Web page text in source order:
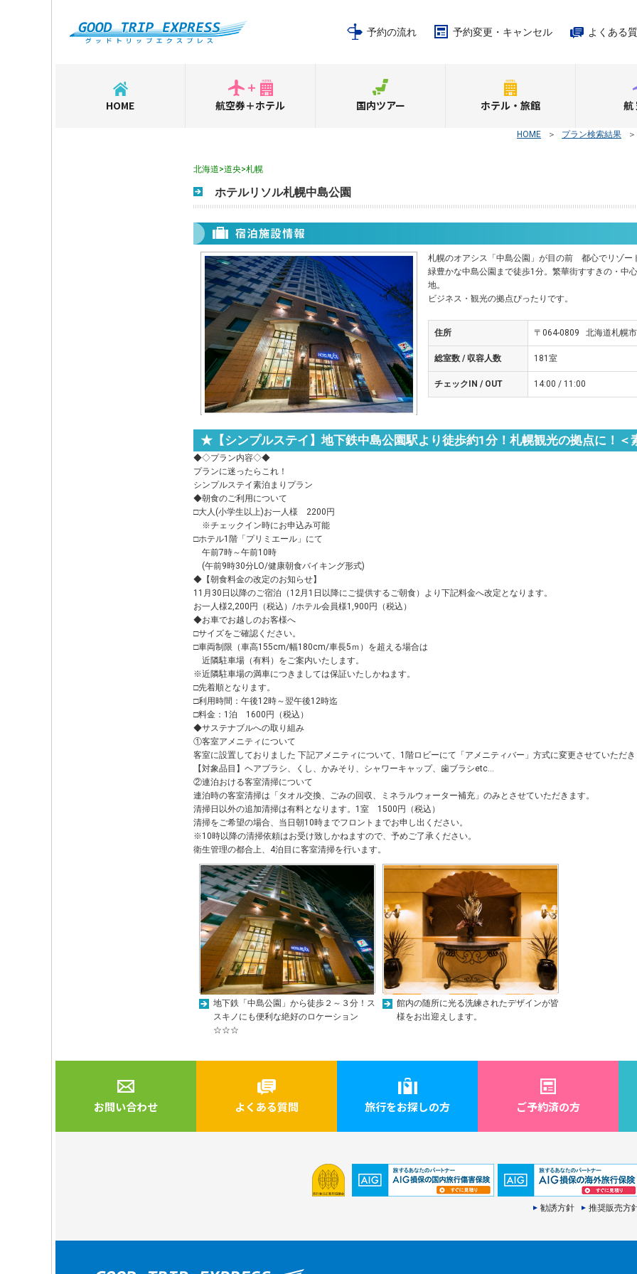
予約の流れ 予約変更・キャンセル よくある
HOME 航空券＋ホテル 国内ツアー ホテル・旅館
HOME ＞ プラン検索結果
北海道>道央>札幌
ホテルリソル札幌中島公園
札幌のオアシス「中島公園」が目の前 都心でリゾー
緑豊かな中島公園まで徒歩1分。繁華街すすきの・中
地。
ビジネス・観光の拠点ぴったりです。
住所 〒064-0809 北海道札幌
総室数 / 収容人数 181室
チェックIN / OUT 14:00 / 11:00
★【シンプルステイ】地下鉄中島公園駅より徒歩約1分！札幌観光の拠点に！＜
◆◇プラン内容◇◆
プランに迷ったらこれ！
シンプルステイ素泊まりプラン
◆朝食のご利用について
□大人(小学生以上)お一人様 2200円
※チェックイン時にお申込み可能
□ホテル1階「プリミエール」にて
午前7時～午前10時
(午前9時30分LO/健康朝食バイキング形式)
◆【朝食料金の改定のお知らせ】
11月30日以降のご宿泊（12月1日以降にご提供するご朝食）より下記料金へ改定となります。
お一人様2,200円（税込）/ホテル会員様1,900円（税込）
◆お車でお越しのお客様へ
□サイズをご確認ください。
□車両制限（車高155cm/幅180cm/車長5ｍ）を超える場合は
近隣駐車場（有料）をご案内いたします。
※近隣駐車場の満車につきましては保証いたしかねます。
□先着順となります。
□利用時間：午後12時～翌午後12時迄
□料金：1泊 1600円（税込）
◆サステナブルへの取り組み
①客室アメニティについて
客室に設置しておりました 下記アメニティについて、1階ロビーにて「アメニティバー」方式に変更させていただ
【対象品目】ヘアブラシ、くし、かみそり、シャワーキャップ、歯ブラシetc...
②連泊おける客室清掃について
連泊時の客室清掃は「タオル交換、ごみの回収、ミネラルウォーター補充」のみとさせていただきます。
清掃日以外の追加清掃は有料となります。1室 1500円（税込）
清掃をご希望の場合、当日朝10時までフロントまでお申し出ください。
※10時以降の清掃依頼はお受け致しかねますので、予めご了承ください。
衛生管理の都合上、4泊目に客室清掃を行います。
地下鉄「中島公園」から徒歩２～３分！ス
スキノにも便利な絶好のロケーション
☆☆☆
館内の随所に光る洗練されたデザインが皆
様をお出迎えします。
お問い合わせ よくある質問 旅行をお探しの方 ご予約済の方
勧誘方針 推奨販売方